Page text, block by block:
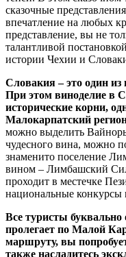
сказочные
впечатление на любых
представление, вы не
талантливой
истории Чехии и
Словакия– это один
При этом виноделие в
исторические корни,
Малокарпатский
можно выделить
чудесного вина, можно
знаменито поселение
вином – Лимбашский
проходит в местечке
национальные конкурсы
Все туристы
пролегает по Малой
маршруту, вы
также насладитесь